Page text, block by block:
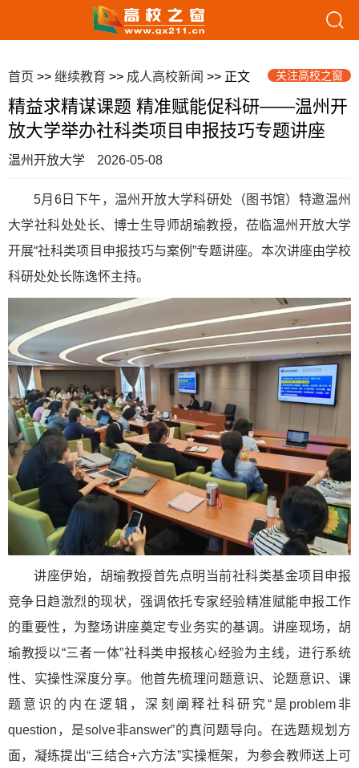
首页 >> 继续教育 >> 成人高校新闻 >> 正文 关注高校之窗
精益求精谋课题 精准赋能促科研——温州开
放大学举办社科类项目申报技巧专题讲座
温州开放大学 2026-05-08
5月6日下午，温州开放大学科研处（图书馆）特邀温州
大学社科处处长、博士生导师胡瑜教授，莅临温州开放大学
开展“社科类项目申报技巧与案例”专题讲座。本次讲座由学校
科研处处长陈逸怀主持。
讲座伊始，胡瑜教授首先点明当前社科类基金项目申报
竞争日趋激烈的现状，强调依托专家经验精准赋能申报工作
的重要性，为整场讲座奠定专业务实的基调。讲座现场，胡
瑜教授以“三者一体”社科类申报核心经验为主线，进行系统
性、实操性深度分享。他首先梳理问题意识、论题意识、课
题意识的内在逻辑，深刻阐释社科研究“是problem非
question，是solve非answer”的真问题导向。在选题规划方
面，凝练提出“三结合+六方法”实操框架，为参会教师送上可